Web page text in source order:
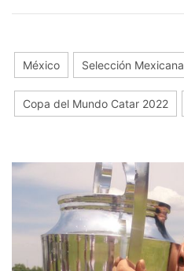
México Selección Mexicana
Copa del Mundo Catar 2022